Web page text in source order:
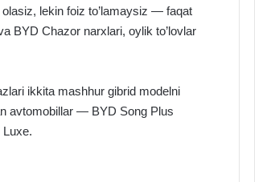
olasiz, lekin foiz to’lamaysiz — faqat
BYD Chazor narxlari, oylik to’lovlar
ikkita mashhur gibrid modelni
avtomobillar — BYD Song Plus